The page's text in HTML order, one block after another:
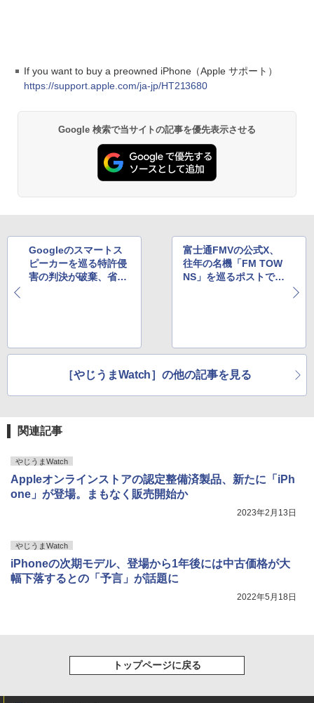
If you want to buy a preowned iPhone（Apple サポート）
https://support.apple.com/ja-jp/HT213680
Google 検索で当サイトの記事を優先表示させる
Googleのスマートス
ピーカーを巡る特許侵
害の判決が破棄、省か
富士通FMVの公式X、
往年の名機「FM TOW
NS」を巡るポストでプ
［やじうまWatch］の他の記事を見る
関連記事
やじうまWatch
Appleオンラインストアの認定整備済製品、新たに「iPh
one」が登場。まもなく販売開始か
2023年2月13日
やじうまWatch
iPhoneの次期モデル、登場から1年後には中古価格が大
幅下落するとの「予言」が話題に
2022年5月18日
トップページに戻る